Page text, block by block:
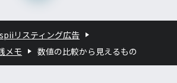
リスティング広告
メモ
数値の比較から見えるもの